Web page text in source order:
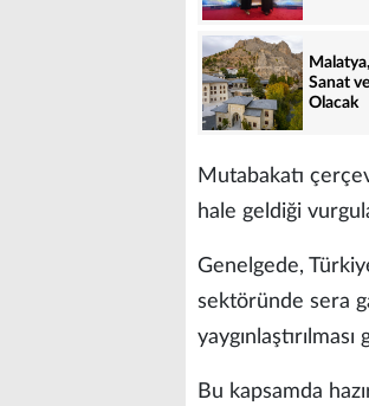
Sanat
Olacak
Mutabakatı
hale geldiği
Genelgede,
sektöründe sera
Bu kapsamda